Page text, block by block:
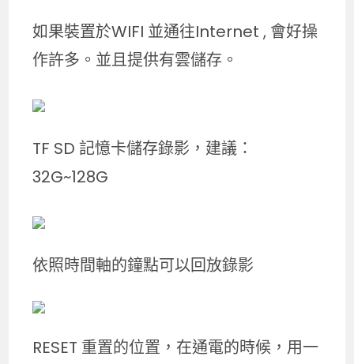
如果裝置於WIFI 並通往Internet , 會好操
作許多。並且提供有雲儲存。
TF SD 記憶卡儲存錄影，建議：
32G~128G
依照時間軸的鐘點可以回放錄影
RESET 重置的位置，在通電的時候，用一